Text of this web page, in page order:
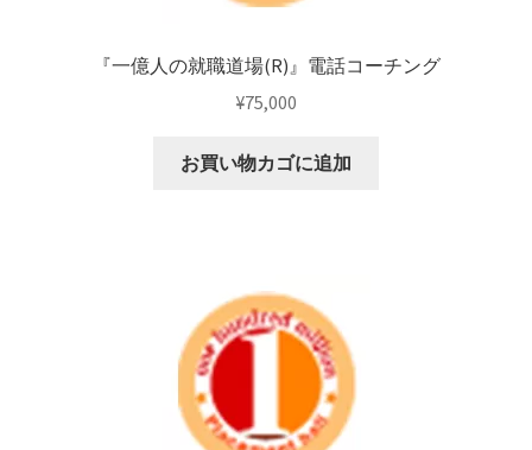
『一億人の就職道場(R)』電話コーチング
¥75,000
お買い物カゴに追加